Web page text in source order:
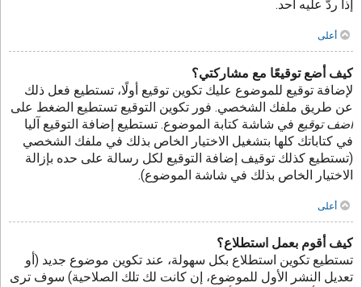
إذا ردّ عليه أحد.
أعلى
كيف أضع توقيعًا مع مشاركتي؟
لإضافة توقيع للموضوع عليك تكوين توقيع أولًا، تستطيع فعل ذلك
عن طريق ملفك الشخصي. فور تكوين التوقيع تستطيع الضغط على
أضف توقيع في شاشة كتابة الموضوع. تستطيع إضافة التوقيع آليا
في كتاباتك كلها بتشغيل الاختيار الخاص بذلك في ملفك الشخصي
(تستطيع كذلك توقيف إضافة التوقيع لكل رسالة على حده بإزالة
الاختيار الخاص بذلك في شاشة الموضوع).
أعلى
كيف أقوم بعمل استطلاع؟
تستطيع تكوين استطلاع بكل سهولة، عند تكوين موضوع جديد (أو
تعديل النشر الأول للموضوع، إن كانت لك تلك الصلاحية) سوف ترى